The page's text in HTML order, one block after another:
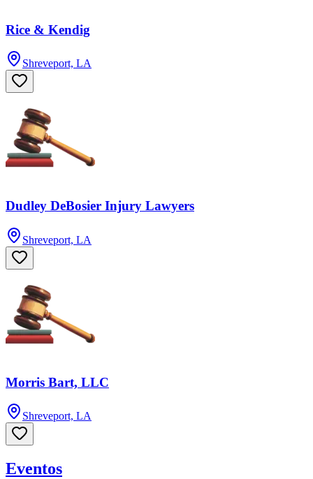
Rice & Kendig
Shreveport, LA
Dudley DeBosier Injury Lawyers
Shreveport, LA
Morris Bart, LLC
Shreveport, LA
Eventos